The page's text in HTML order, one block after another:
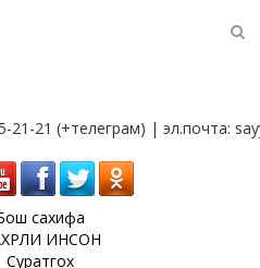
21-21 (+телеграм) | эл.почта:
сахифа
ИНСОН
Суратгох